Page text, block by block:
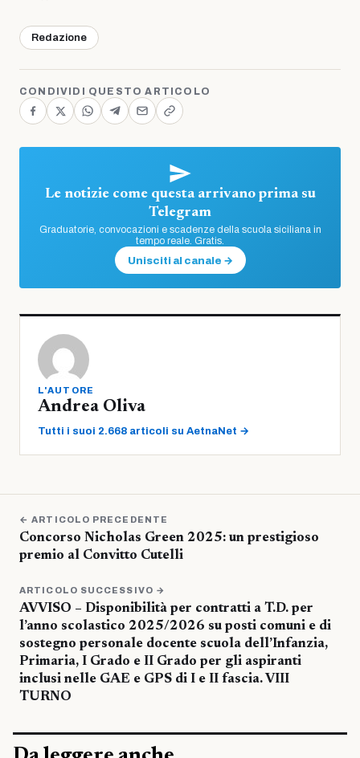
Redazione
CONDIVIDI QUESTO ARTICOLO
Le notizie come questa arrivano prima su
Telegram
Graduatorie, convocazioni e scadenze della scuola siciliana in
tempo reale. Gratis.
Unisciti al canale →
L'AUTORE
Andrea Oliva
Tutti i suoi 2.668 articoli su AetnaNet →
← ARTICOLO PRECEDENTE
Concorso Nicholas Green 2025: un prestigioso
premio al Convitto Cutelli
ARTICOLO SUCCESSIVO →
AVVISO – Disponibilità per contratti a T.D. per
l’anno scolastico 2025/2026 su posti comuni e di
sostegno personale docente scuola dell’Infanzia,
Primaria, I Grado e II Grado per gli aspiranti
inclusi nelle GAE e GPS di I e II fascia. VIII
TURNO